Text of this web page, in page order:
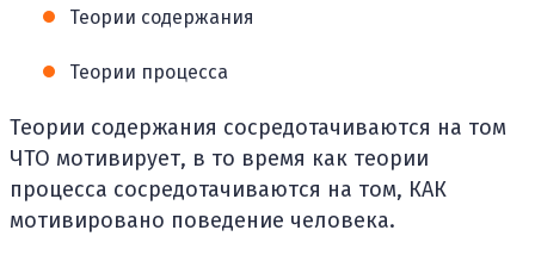
Теории содержания
Теории процесса
Теории содержания сосредотачиваются на том
ЧТО мотивирует, в то время как теории
процесса сосредотачиваются на том, КАК
мотивировано поведение человека.